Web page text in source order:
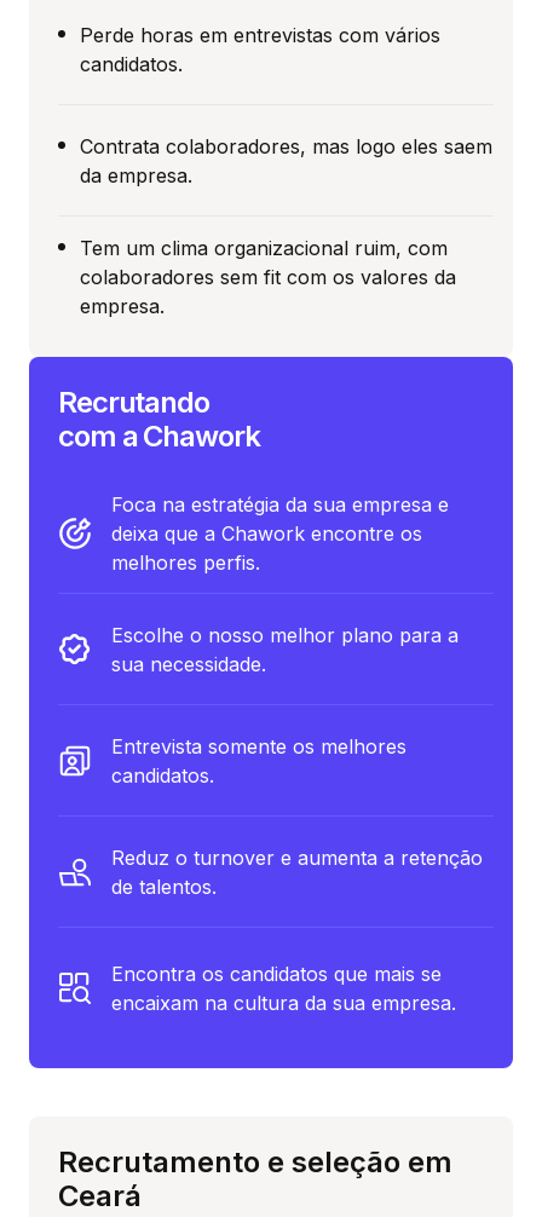
Perde horas em entrevistas com vários
candidatos.
Contrata colaboradores, mas logo eles saem
da empresa.
Tem um clima organizacional ruim, com
colaboradores sem fit com os valores da
empresa.
Recrutando
com a Chawork
Foca na estratégia da sua empresa e
deixa que a Chawork encontre os
melhores perfis.
Escolhe o nosso melhor plano para a
sua necessidade.
Entrevista somente os melhores
candidatos.
Reduz o turnover e aumenta a retenção
de talentos.
Encontra os candidatos que mais se
encaixam na cultura da sua empresa.
Recrutamento e seleção em
Ceará